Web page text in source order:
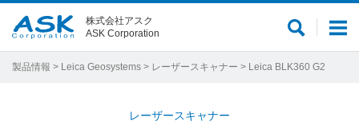
メ
サ
ト
株式会社アスク
ASK Corporation
製品情報 > Leica Geosystems > レーザースキャナー > Leica BLK360 G2
レーザースキャナー